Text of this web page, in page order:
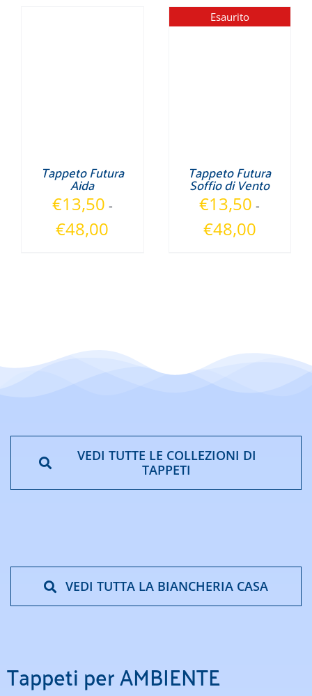
da
€13,50
Tappeto Futura
Aida
€13,50 -
€48,00
Esaurito
Tappeto Futura
Soffio di Vento
€13,50 -
€48,00Fascia
VEDI TUTTE LE COLLEZIONI DI
TAPPETI
VEDI TUTTA LA BIANCHERIA CASA
Tappeti per AMBIENTE